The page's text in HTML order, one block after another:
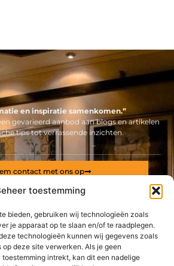
toestemming
bieden, gebruiken wij technologieën zoals
je apparaat op te slaan en/of te raadplegen.
technologieën kunnen wij gegevens zoals
deze site verwerken. Als je geen
intrekt, kan dit een nadelige
en inspiratie samenkomen.”
gevarieerd aanbod aan blogs en artikelen
tips tot verrassende inzichten.
op een rij
groothandel
contact met ons op